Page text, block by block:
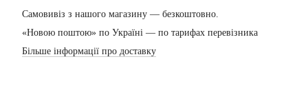
Самовивіз з нашого магазину — безкоштовно.
«Новою поштою» по Україні — по тарифах перевізника
Більше інформації про доставку